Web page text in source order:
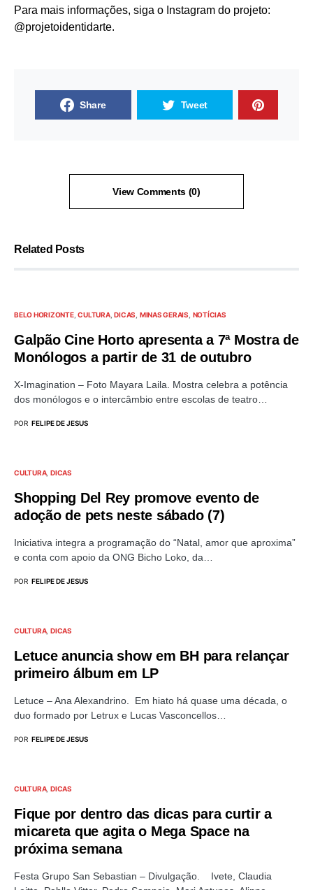
Para mais informações, siga o Instagram do projeto:
@projetoidentidarte.
Share Tweet
View Comments (0)
Related Posts
BELO HORIZONTE CULTURA DICAS MINAS GERAIS NOTÍCIAS
Galpão Cine Horto apresenta a 7ª Mostra de
Monólogos a partir de 31 de outubro
X-Imagination – Foto Mayara Laila. Mostra celebra a potência
dos monólogos e o intercâmbio entre escolas de teatro…
POR FELIPE DE JESUS
CULTURA DICAS
Shopping Del Rey promove evento de
adoção de pets neste sábado (7)
Iniciativa integra a programação do “Natal, amor que aproxima”
e conta com apoio da ONG Bicho Loko, da…
POR FELIPE DE JESUS
CULTURA DICAS
Letuce anuncia show em BH para relançar
primeiro álbum em LP
Letuce – Ana Alexandrino. Em hiato há quase uma década, o
duo formado por Letrux e Lucas Vasconcellos…
POR FELIPE DE JESUS
CULTURA DICAS
Fique por dentro das dicas para curtir a
micareta que agita o Mega Space na
próxima semana
Festa Grupo San Sebastian – Divulgação. Ivete, Claudia